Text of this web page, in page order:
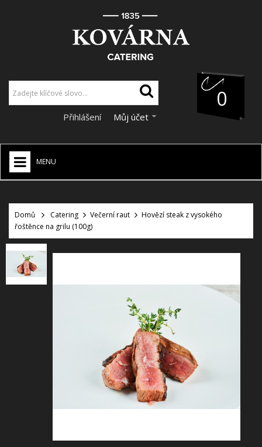
0
Přihlášení Můj účet
MENU
CATERING
+
VÝZDOBA A DEKORACE
SLUŽBY
PRONÁJEM
OBCHODNÍ PODMÍNKY
Domů Catering Večerní raut
Hovězí steak z vysokého
řoštěnce na grilu (100g)